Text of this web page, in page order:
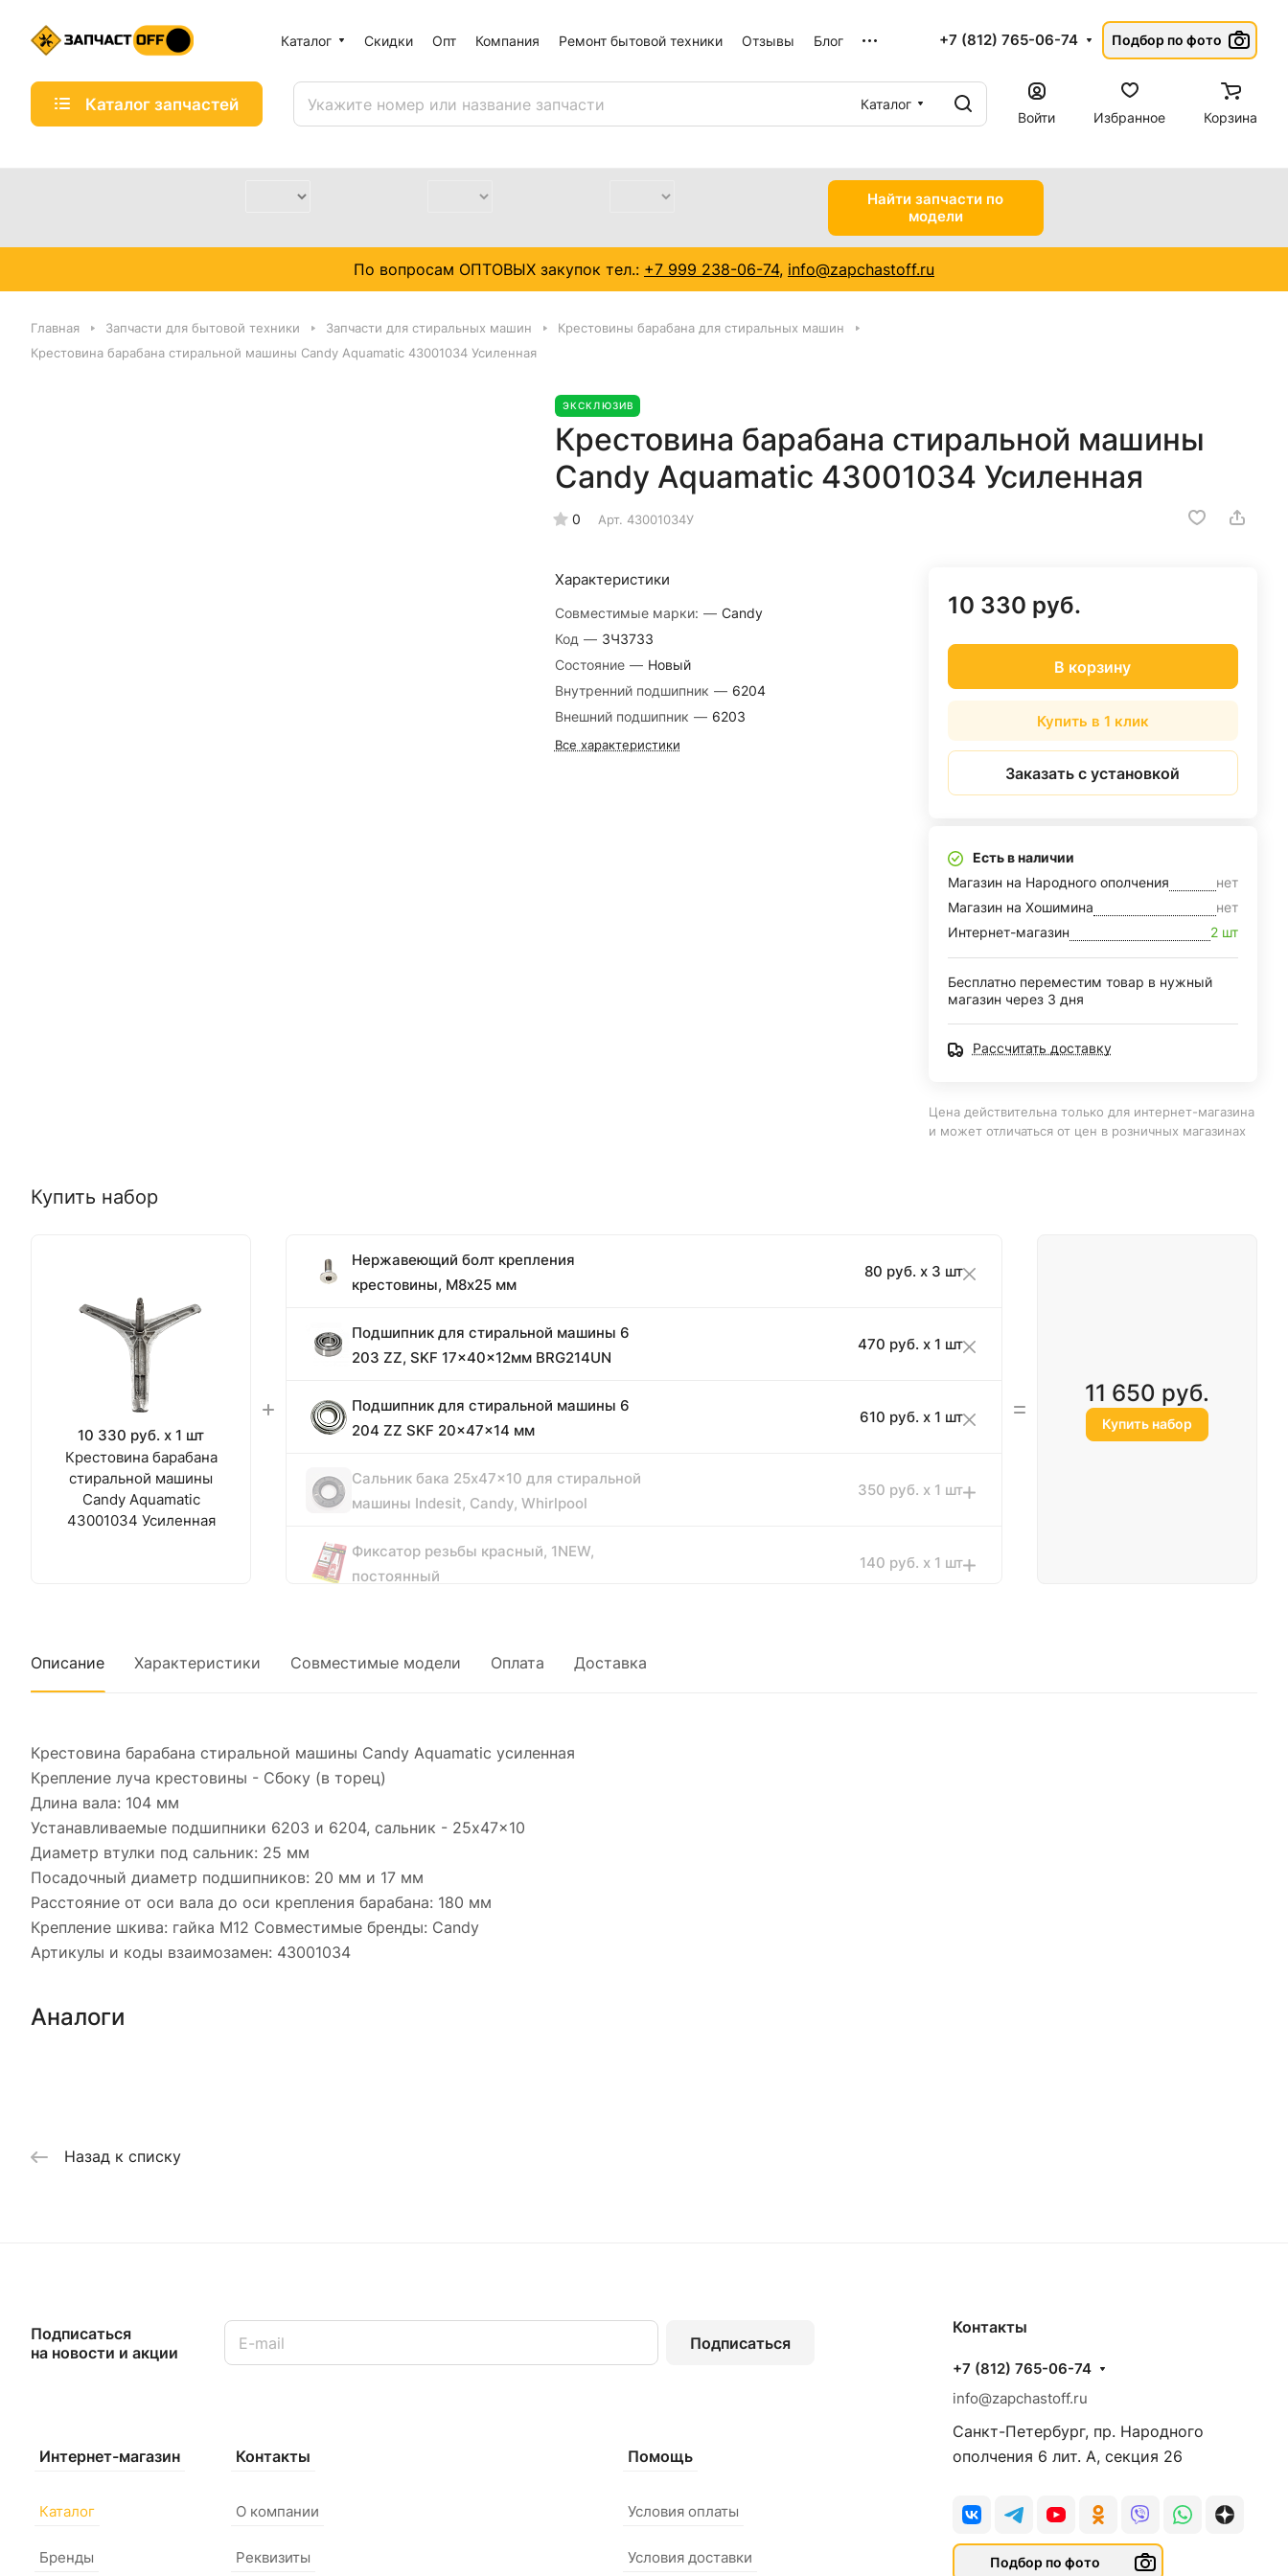
Каталог Скидки Опт Компания Ремонт бытовой техники Отзывы Блог +7 (812) 765-06-74 Подбор по фото
Каталог запчастей
Каталог
Войти
Избранное Корзина
Найти запчасти по
модели
По вопросам ОПТОВЫХ закупок тел.: +7 999 238-06-74, info@zapchastoff.ru
Главная Запчасти для бытовой техники Запчасти для стиральных машин
Крестовины барабана для стиральных машин
Крестовина барабана стиральной машины Candy Aquamatic 43001034 Усиленная
ЭКСКЛЮЗИВ
Крестовина барабана стиральной машины
Candy Aquamatic 43001034 Усиленная
0 Арт. 43001034У
Характеристики
Совместимые марки: — Candy
Код — ЗЧ3733
Состояние — Новый
Внутренний подшипник — 6204
Внешний подшипник — 6203
Все характеристики
10 330 руб.
В корзину
Купить в 1 клик
Заказать с установкой
Есть в наличии
Магазин на Народного ополчения
нет
Магазин на Хошимина
нет
Интернет-магазин
2 шт
Бесплатно переместим товар в нужный
магазин через 3 дня
Рассчитать доставку
Цена действительна только для интернет-магазина
и может отличаться от цен в розничных магазинах
Купить набор
10 330 руб. x 1 шт
Крестовина барабана
стиральной машины
Candy Aquamatic
43001034 Усиленная
Нержавеющий болт крепления
крестовины, М8x25 мм
80 руб. x 3 шт
Подшипник для стиральной машины 6
203 ZZ, SKF 17x40x12мм BRG214UN
470 руб. x 1 шт
Подшипник для стиральной машины 6
204 ZZ SKF 20x47x14 мм
610 руб. x 1 шт
Сальник бака 25x47x10 для стиральной
машины Indesit, Candy, Whirlpool
350 руб. x 1 шт
Фиксатор резьбы красный, 1NEW,
постоянный
140 руб. x 1 шт
85 гр
11 650 руб.
Купить набор
Описание Характеристики Совместимые модели Оплата Доставка
Крестовина барабана стиральной машины Candy Aquamatic усиленная
Крепление луча крестовины - Сбоку (в торец)
Длина вала: 104 мм
Устанавливаемые подшипники 6203 и 6204, сальник - 25x47x10
Диаметр втулки под сальник: 25 мм
Посадочный диаметр подшипников: 20 мм и 17 мм
Расстояние от оси вала до оси крепления барабана: 180 мм
Крепление шкива: гайка M12 Совместимые бренды: Candy
Артикулы и коды взаимозамен: 43001034
Аналоги
Назад к списку
Подписаться
на новости и акции
Подписаться
Интернет-магазин
Каталог
Бренды
Контакты
О компании
Реквизиты
Помощь
Условия оплаты
Условия доставки
Контакты
+7 (812) 765-06-74
info@zapchastoff.ru
Санкт-Петербург, пр. Народного
ополчения 6 лит. А, секция 26
Подбор по фото